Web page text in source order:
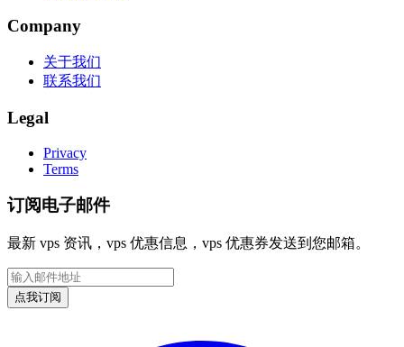
Company
关于我们
联系我们
Legal
Privacy
Terms
订阅电子邮件
最新 vps 资讯，vps 优惠信息，vps 优惠券发送到您邮箱。
邮件地址
点我订阅